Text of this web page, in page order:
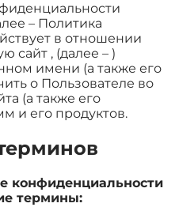
– Политика
в отношении
сайт , (далее – )
имени (а также его
о Пользователе во
(а также его
и его продуктов.
конфиденциальности
термины: